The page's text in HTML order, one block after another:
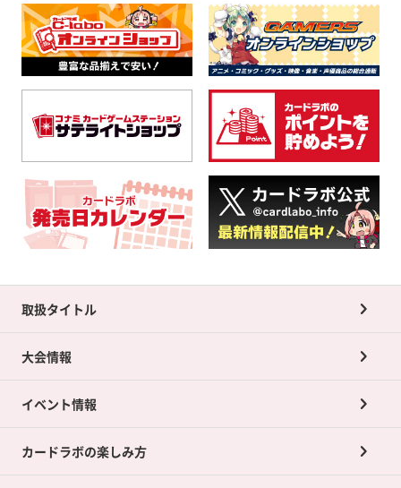
取扱タイトル
大会情報
イベント情報
カードラボの楽しみ方